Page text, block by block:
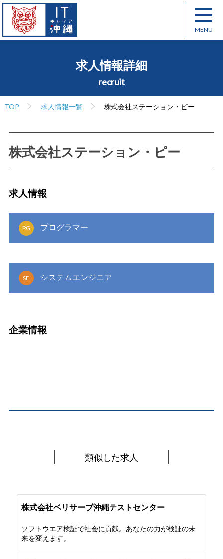
求人情報詳細
recruit
TOP 求人情報一覧 株式会社ステーション・ピー
株式会社ステーション・ピー
求人情報
PG プログラマー
SE システムエンジニア
企業情報
類似した求人
株式会社ベリサーブ沖縄テストセンター
ソフトウエア検証で社会に貢献。あなたの力が検証の未
来を変えます。